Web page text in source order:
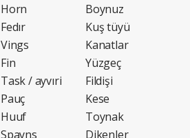
Horn
Boynuz
Fedır
Kuş tüyü
Vings
Kanatlar
Fin
Yüzgeç
Task / ayvıri
Fildişi
Pauç
Kese
Huuf
Toynak
Spayns
Dikenler